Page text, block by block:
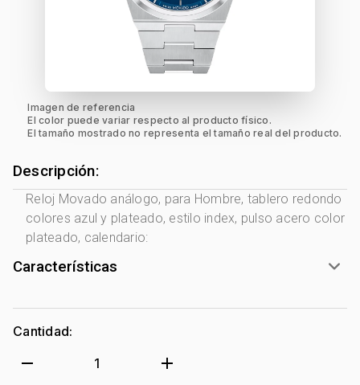
Imagen de referencia
El color puede variar respecto al producto físico.
El tamaño mostrado no representa el tamaño real del producto.
Descripción:
Reloj Movado análogo, para Hombre, tablero redondo
colores azul y plateado, estilo index, pulso acero color
plateado, calendario:
Características
Marca: Movado
Género:
Suizo:
Forma de caja:
Redondo
Cantidad:
remove 1 add